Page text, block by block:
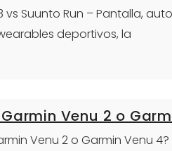
vs Suunto Run – Pantalla,
deportivos, la
Venu 2 o
Venu 2 o Garmin Venu